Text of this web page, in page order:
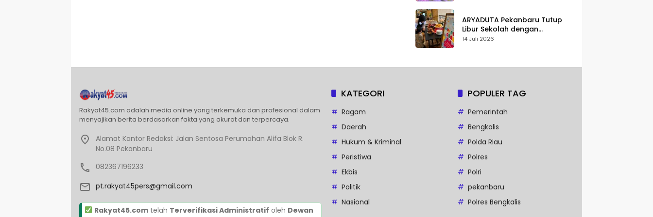
ARYADUTA Pekanbaru Tutup
Libur Sekolah dengan
Pengalaman Staycation
14 Juli 2026
Rakyat45.com adalah media online yang terkemuka dan profesional dalam
menyajikan berita berdasarkan fakta yang akurat dan terpercaya.
Alamat Kantor Redaksi: Jalan Sentosa Perumahan Alifa Blok R.
No.08 Pekanbaru
082367196233
pt.rakyat45pers@gmail.com
Rakyat45.comtelah Terverifikasi Administratif oleh Dewan
KATEGORI
Ragam
Daerah
Hukum & Kriminal
Peristiwa
Ekbis
Politik
Nasional
POPULER TAG
Pemerintah
Bengkalis
Polda Riau
Polres
Polri
pekanbaru
Polres Bengkalis